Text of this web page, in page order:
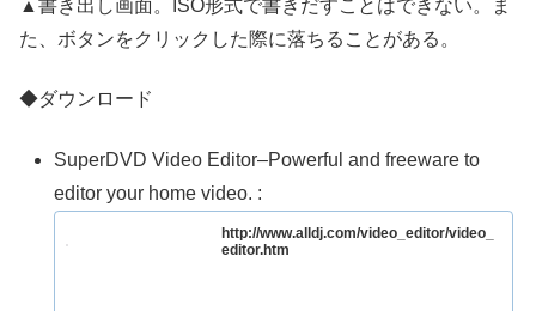
▲書き出し画面。ISO形式で書きだすことはできない。ま
た、ボタンをクリックした際に落ちることがある。
◆ダウンロード
SuperDVD Video Editor–Powerful and freeware to
editor your home video. :
http://www.alldj.com/video_editor/video_
editor.htm